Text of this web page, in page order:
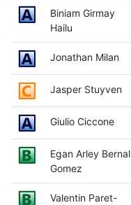
Biniam Girmay
Hailu
Jonathan Milan
Jasper Stuyven
Giulio Ciccone
Egan Arley Bernal
Gomez
Valentin Paret-